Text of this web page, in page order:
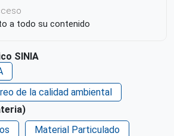
a todo su contenido
SINIA
de la calidad ambiental
Material Particulado